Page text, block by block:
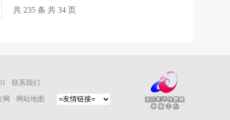
共 235 条 共 34 页
联系我们
网 网站地图